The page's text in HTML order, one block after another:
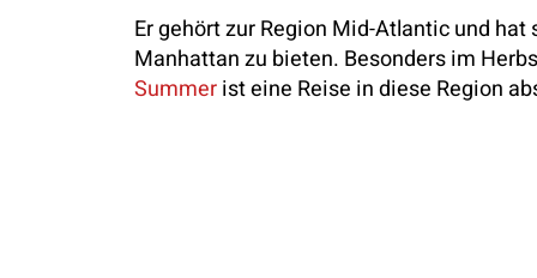
Er gehört zur Region Mid-Atlantic und hat
Manhattan zu bieten. Besonders im
Summerist eine Reise in diese Region